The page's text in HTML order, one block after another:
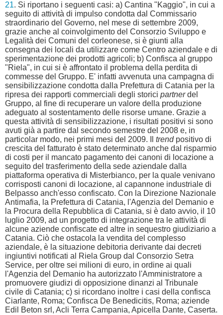
21. Si riportano i seguenti casi: a) Cantina "Kaggio", in cui a
seguito di attività di impulso condotta dal Commissario
straordinario del Governo, nel mese di settembre 2009,
grazie anche al coinvolgimento del Consorzio Sviluppo e
Legalità dei Comuni del corleonese, si è giunti alla
consegna dei locali da utilizzare come Centro aziendale e di
sperimentazione dei prodotti agricoli; b) Confisca al gruppo
"Riela", in cui si è affrontato il problema della perdita di
commesse del Gruppo. E' infatti avvenuta una campagna di
sensibilizzazione condotta dalla Prefettura di Catania per la
ripresa dei rapporti commerciali degli storici partnerdel
Gruppo, al fine di recuperare un valore della produzione
adeguato al sostentamento delle risorse umane. Grazie a
questa attività di sensibilizzazione, i risultati positivi si sono
avuti già a partire dal secondo semestre del 2008 e, in
particolar modo, nei primi mesi del 2009. Il trendpositivo di
crescita del fatturato è stato determinato anche dal risparmio
di costi per il mancato pagamento dei canoni di locazione a
seguito del trasferimento della sede aziendale dalla
piattaforma operativa di Misterbianco, per la quale venivano
corrisposti canoni di locazione, al capannone industriale di
Belpasso anch'esso confiscato. Con la Direzione Nazionale
Antimafia, la Prefettura di Catania, l'Agenzia del Demanio e
la Procura della Repubblica di Catania, si è dato avvio, il 10
luglio 2009, ad un progetto di integrazione tra le attività di
alcune aziende confiscate ed altre in sequestro giudiziario a
Catania. Ciò che ostacola la vendita del complesso
aziendale, è la situazione debitoria derivante dai decreti
ingiuntivi notificati al Riela Group dal Consorzio Setra
Service, per oltre sei milioni di euro, in ordine ai quali
l'Agenzia del Demanio ha autorizzato l'Amministratore a
promuovere giudizi di opposizione dinanzi al Tribunale
civile di Catania; c) si ricordano inoltre i casi della confisca
Ciarlante, Roma; Confisca De Benedicitis, Roma; aziende
Edil Beton srl, Acli Terra Campania, Apicella Dante, Caserta.